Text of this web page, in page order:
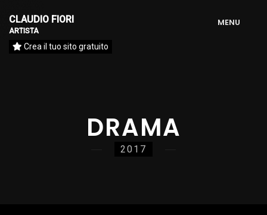
CLAUDIO FIORI
ARTISTA
Crea il tuo sito gratuito
MENU
DRAMA
2017